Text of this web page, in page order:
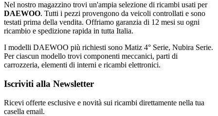
Nel nostro magazzino trovi un'ampia selezione di ricambi usati per
DAEWOO. Tutti i pezzi provengono da veicoli controllati e sono
testati prima della vendita. Offriamo garanzia di 12 mesi su ogni
ricambio e spedizione rapida in tutta Italia.
I modelli DAEWOO più richiesti sono Matiz 4° Serie, Nubira Serie.
Per ciascun modello trovi componenti meccanici, parti di
carrozzeria, elementi di interni e ricambi elettronici.
Iscriviti alla Newsletter
Ricevi offerte esclusive e novità sui ricambi direttamente nella tua
casella email.